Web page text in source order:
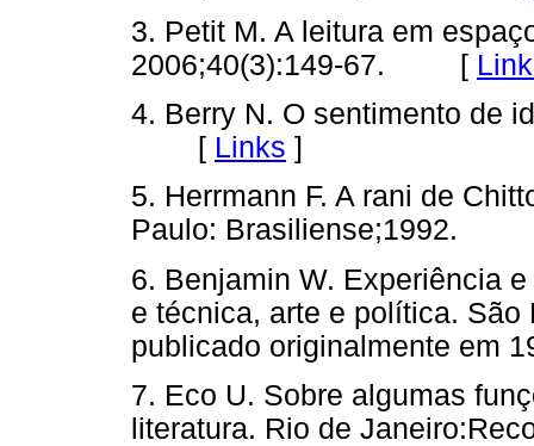
3. Petit M. A leitura em
2006;40(3):149-67. [
4. Berry N. O sentimento de
[ Links ]
5. Herrmann F. A rani de
Paulo:
6. Benjamin W. Experiência
e técnica, arte e política.
publicado originalmente
7. Eco U. Sobre algumas
literatura. Rio de